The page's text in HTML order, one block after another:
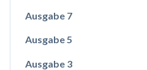
Ausgabe 7
Ausgabe 5
Ausgabe 3